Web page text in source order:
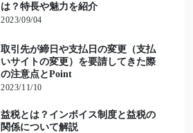
は？特長や魅力を紹介
2023/09/04
取引先が締日や支払日の変更（支払
いサイトの変更）を要請してきた際
の注意点とPoint
2023/11/10
益税とは？インボイス制度と益税の
関係について解説